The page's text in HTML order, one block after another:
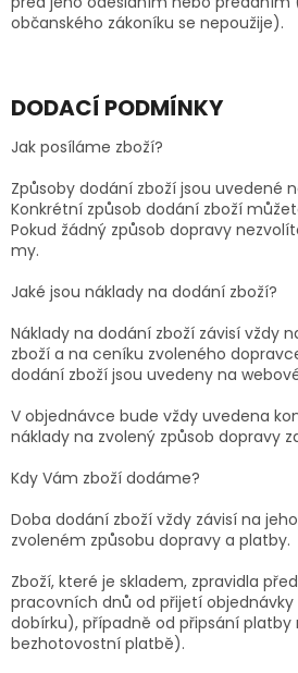
občanského zákoníku se nepoužije).
DODACÍ PODMÍNKY
Jak posíláme zboží?
Způsoby dodání zboží jsou uvedené
Konkrétní způsob dodání zboží
Pokud žádný způsob dopravy
my.
Jaké jsou náklady na dodání zboží?
Náklady na dodání zboží závisí vždy
zboží a na ceníku zvoleného
dodání zboží jsou uvedeny na
V objednávce bude vždy uvedena
náklady na zvolený způsob dopravy
Kdy Vám zboží dodáme?
Doba dodání zboží vždy závisí na
zvoleném způsobu dopravy a platby.
Zboží, které je skladem, zpravidla
pracovních dnů od přijetí objednávky
dobírku), případně od připsání platby
bezhotovostní platbě).